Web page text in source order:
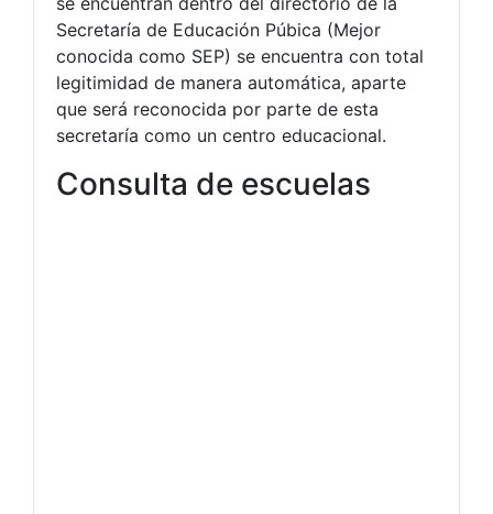
Secretaría de Educación Púbica (Mejor
conocida como SEP) se encuentra con total
legitimidad de manera automática, aparte
que será reconocida por parte de esta
secretaría como un centro educacional.
Consulta de escuelas